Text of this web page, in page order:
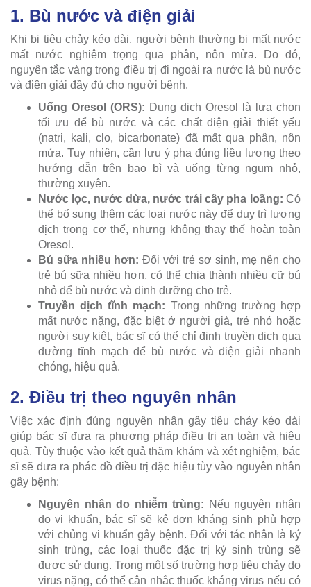
1. Bù nước và điện giải
Khi bị tiêu chảy kéo dài, người bệnh thường bị mất nước
mất nước nghiêm trọng qua phân, nôn mửa. Do đó,
nguyên tắc vàng trong điều trị đi ngoài ra nước là bù nước
và điện giải đầy đủ cho người bệnh.
Uống Oresol (ORS): Dung dịch Oresol là lựa chọn
tối ưu để bù nước và các chất điện giải thiết yếu
(natri, kali, clo, bicarbonate) đã mất qua phân, nôn
mửa. Tuy nhiên, cần lưu ý pha đúng liều lượng theo
hướng dẫn trên bao bì và uống từng ngụm nhỏ,
thường xuyên.
Nước lọc, nước dừa, nước trái cây pha loãng: Có
thể bổ sung thêm các loại nước này để duy trì lượng
dịch trong cơ thể, nhưng không thay thế hoàn toàn
Oresol.
Bú sữa nhiều hơn: Đối với trẻ sơ sinh, mẹ nên cho
trẻ bú sữa nhiều hơn, có thể chia thành nhiều cữ bú
nhỏ để bù nước và dinh dưỡng cho trẻ.
Truyền dịch tĩnh mạch: Trong những trường hợp
mất nước nặng, đặc biệt ở người già, trẻ nhỏ hoặc
người suy kiệt, bác sĩ có thể chỉ định truyền dịch qua
đường tĩnh mạch để bù nước và điện giải nhanh
chóng, hiệu quả.
2. Điều trị theo nguyên nhân
Việc xác định đúng nguyên nhân gây tiêu chảy kéo dài
giúp bác sĩ đưa ra phương pháp điều trị an toàn và hiệu
quả. Tùy thuộc vào kết quả thăm khám và xét nghiệm, bác
sĩ sẽ đưa ra phác đồ điều trị đặc hiệu tùy vào nguyên nhân
gây bệnh:
Nguyên nhân do nhiễm trùng: Nếu nguyên nhân
do vi khuẩn, bác sĩ sẽ kê đơn kháng sinh phù hợp
với chủng vi khuẩn gây bệnh. Đối với tác nhân là ký
sinh trùng, các loại thuốc đặc trị ký sinh trùng sẽ
được sử dụng. Trong một số trường hợp tiêu chảy do
virus nặng, có thể cân nhắc thuốc kháng virus nếu có